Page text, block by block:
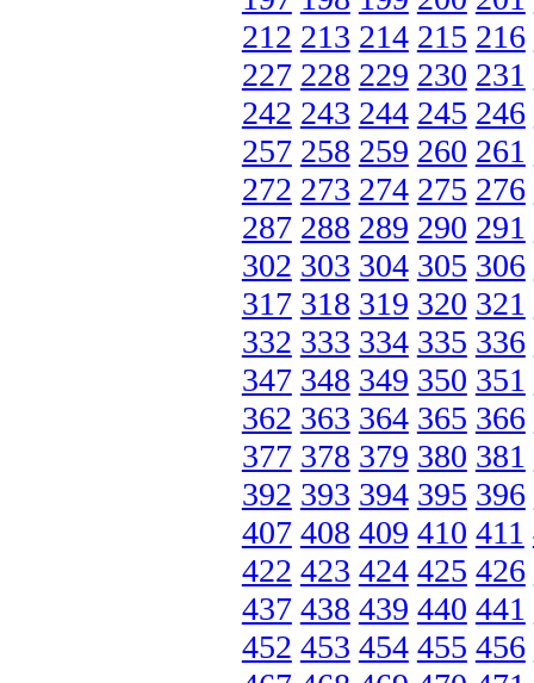
212 213 214 215 216
227 228 229 230 231
242 243 244 245 246
257 258 259 260 261
272 273 274 275 276
287 288 289 290 291
302 303 304 305 306
317 318 319 320 321
332 333 334 335 336
347 348 349 350 351
362 363 364 365 366
377 378 379 380 381
392 393 394 395 396
407 408 409 410 411
422 423 424 425 426
437 438 439 440 441
452 453 454 455 456